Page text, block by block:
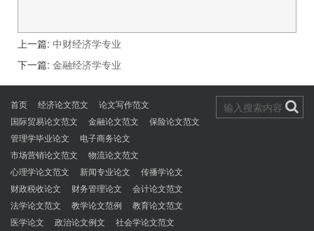
上一篇: 中财经济学专业
下一篇: 金融经济学专业
首页 经济论文范文
论文写作范文
国际贸易论文范文
金融论文范文
保险论文范文
管理学毕业论文
电子商务论文
市场营销论文范文
物流论文范文
心理学论文范文
新闻专业论文
传播学论文
财政税收论文
财务管理论文
会计论文范文
法学论文范文
教学论文范例
教育论文范文
医学论文
政治论文例文 社会学论文范文